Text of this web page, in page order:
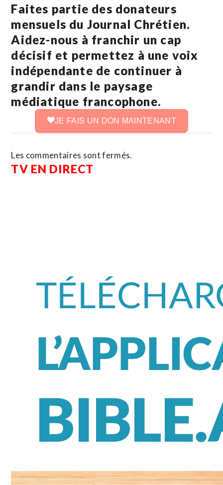
Faites partie des donateurs
mensuels du Journal Chrétien.
Aidez-nous à franchir un cap
décisif et permettez à une voix
indépendante de continuer à
grandir dans le paysage
médiatique francophone.
JE FAIS UN DON MAINTENANT
Les commentaires sont fermés.
TV EN DIRECT